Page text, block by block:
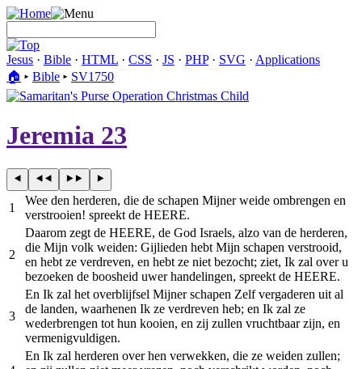
Jesus · Bible · HTML · CSS · JS · PHP· SVG · Applications
🏠︎ ▸ Bible ▸ SV1750
Jeremia 23
1
Wee den herderen, die de schapen Mijner weide ombrengen en
verstrooien! spreekt de HEERE.
2
Daarom zegt de HEERE, de God Israels, alzo van de herderen,
die Mijn volk weiden: Gijlieden hebt Mijn schapen verstrooid,
en hebt ze verdreven, en hebt ze niet bezocht; ziet, Ik zal over u
bezoeken de boosheid uwer handelingen, spreekt de HEERE.
3
En Ik zal het overblijfsel Mijner schapen Zelf vergaderen uit al
de landen, waarhenen Ik ze verdreven heb; en Ik zal ze
wederbrengen tot hun kooien, en zij zullen vruchtbaar zijn, en
vermenigvuldigen.
En Ik zal herderen over hen verwekken, die ze weiden zullen;